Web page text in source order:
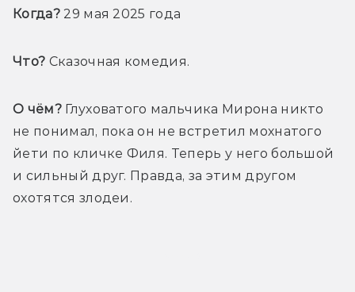
Когда? 29 мая 2025 года
Что? Сказочная комедия.
О чём? Глуховатого мальчика Мирона никто
не понимал, пока он не встретил мохнатого
йети по кличке Филя. Теперь у него большой
и сильный друг. Правда, за этим другом
охотятся злодеи.